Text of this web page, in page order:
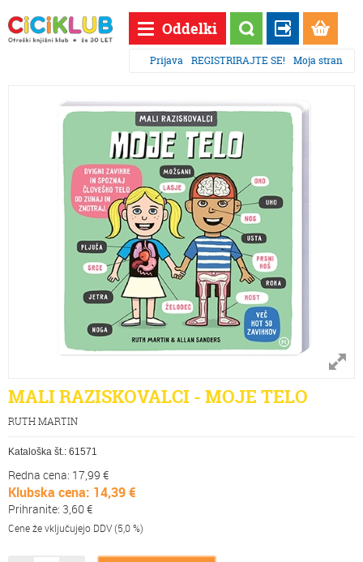
Oddelki
Prijava REGISTRIRAJTE SE! Moja stran
MALI RAZISKOVALCI - MOJE TELO
RUTH MARTIN
Kataloška št.: 61571
Redna cena: 17,99 €
Klubska cena: 14,39 €
Prihranite: 3,60 €
Cene že vključujejo DDV (5,0 %)